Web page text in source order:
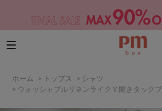
ホーム > トップス > シャツ
> ウォッシャブルリネンライクＶ開きタック